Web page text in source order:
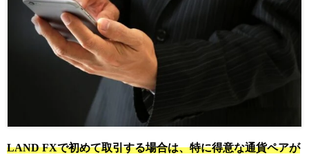
LAND FXで初めて取引する場合は、特に得意な通貨ペアが